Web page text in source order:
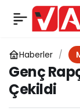
Haberler
Genç
Çekildi
Zerrin Özer ve
Eypio’dan
Birliği: İtirazım